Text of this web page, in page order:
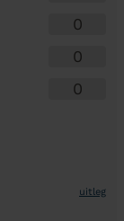
uitleg